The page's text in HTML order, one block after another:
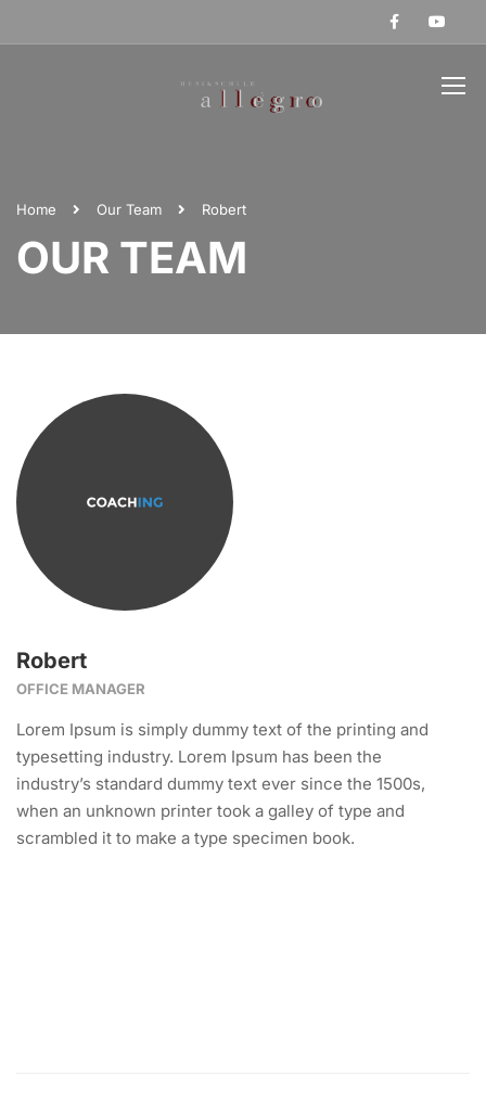
Home Our Team Robert
OUR TEAM
Robert
OFFICE MANAGER
Lorem Ipsum is simply dummy text of the printing and
typesetting industry. Lorem Ipsum has been the
industry’s standard dummy text ever since the 1500s,
when an unknown printer took a galley of type and
scrambled it to make a type specimen book.